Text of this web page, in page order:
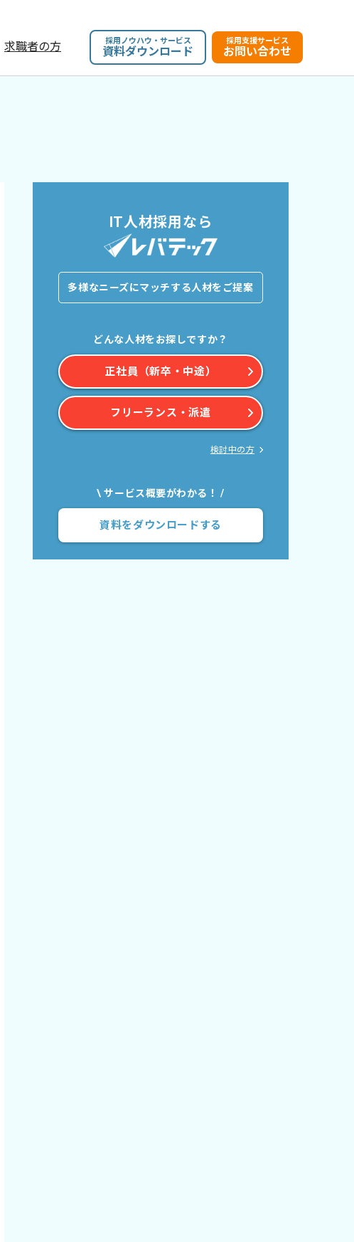
求職者の方 採用ノウハウ・サービス
資料ダウンロード
採用支援サービス
お問い合わせ
IT人材採用なら
多様なニーズにマッチする人材をご提案
どんな人材をお探しですか？
正社員（新卒・中途）
フリーランス・派遣
検討中の方
\ サービス概要がわかる！ /
資料をダウンロードする